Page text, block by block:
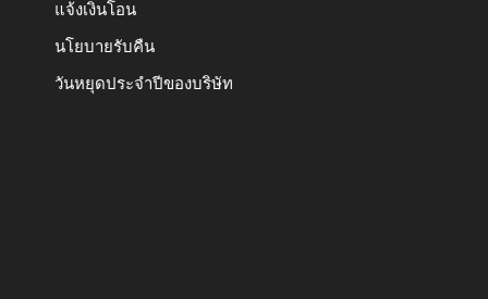
แจ้งเงินโอน
นโยบายรับคืน
วันหยุดประจำปีของบริษัท